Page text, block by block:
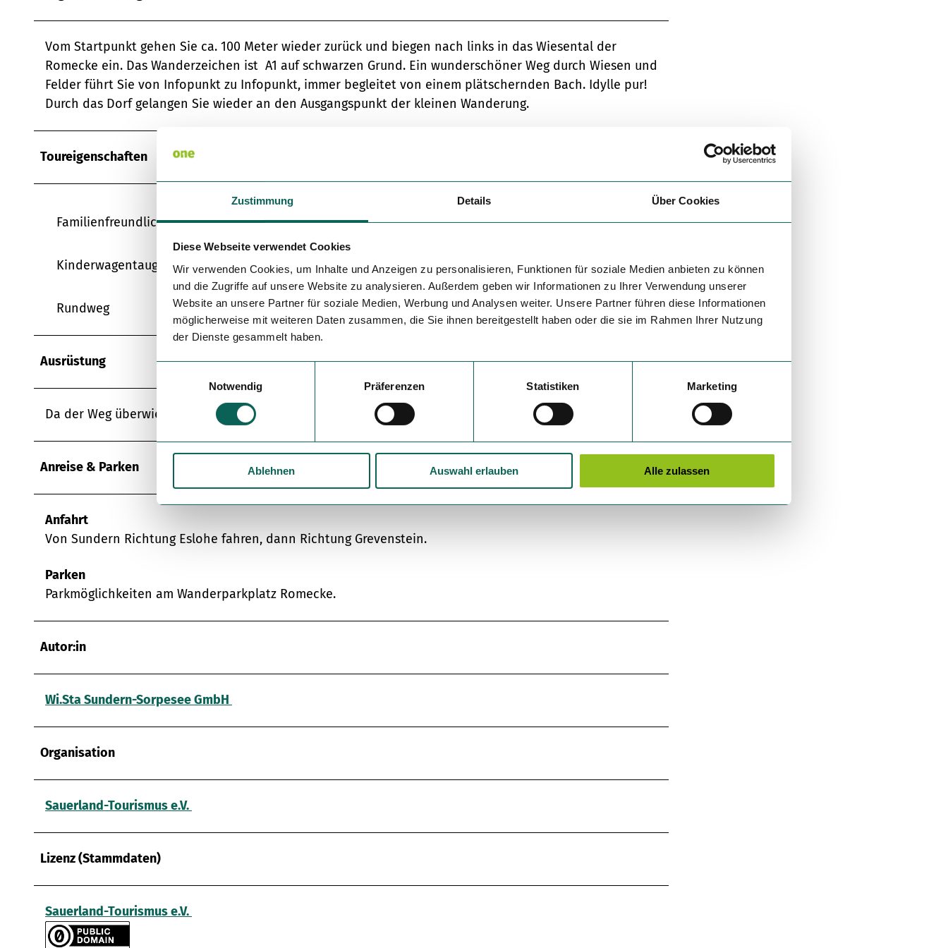
Zustimmung Details Über Cookies
Diese Webseite verwendet Cookies
Wir verwenden Cookies, um Inhalte und Anzeigen zu personalisieren, Funktionen für soziale Medien anbieten zu können
und die Zugriffe auf unsere Website zu analysieren. Außerdem geben wir Informationen zu Ihrer Verwendung unserer
Website an unsere Partner für soziale Medien, Werbung und Analysen weiter. Unsere Partner führen diese Informationen
möglicherweise mit weiteren Daten zusammen, die Sie ihnen bereitgestellt haben oder die sie im Rahmen Ihrer Nutzung
der Dienste gesammelt haben.
i
w
g
n
a
s
h
Notwendig Präferenzen Statistiken Marketing
Ablehnen Auswahl erlauben Alle zulassen
Vom Startpunkt gehen Sie ca. 100 Meter wieder zurück und biegen nach links in das Wiesental der
Romecke ein. Das Wanderzeichen ist A1 auf schwarzen Grund. Ein wunderschöner Weg durch Wiesen und
Felder führt Sie von Infopunkt zu Infopunkt, immer begleitet von einem plätschernden Bach. Idylle pur!
Durch das Dorf gelangen Sie wieder an den Ausgangspunkt der kleinen Wanderung.
Toureigenschaften
Familienfreundlich
Kinderwagentauglich
Rundweg
Ausrüstung
Da der Weg überwiegend geteert ist, ist er auch bei Wind und Wetter gut zu laufen.
Anreise & Parken
Anfahrt
Von Sundern Richtung Eslohe fahren, dann Richtung Grevenstein.
Parken
Parkmöglichkeiten am Wanderparkplatz Romecke.
Autor:in
Wi.Sta Sundern-Sorpesee GmbH
Organisation
Sauerland-Tourismus e.V.
Lizenz (Stammdaten)
Sauerland-Tourismus e.V.